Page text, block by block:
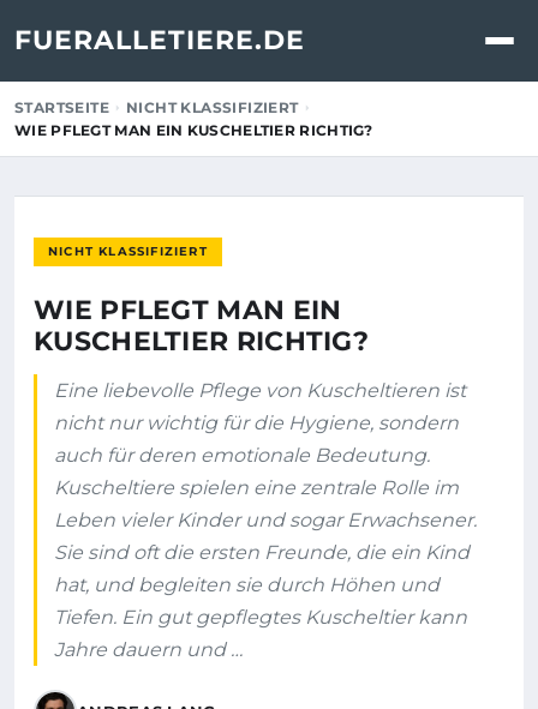
FUERALLETIERE.DE
STARTSEITE
NICHT KLASSIFIZIERT
WIE PFLEGT MAN EIN KUSCHELTIER RICHTIG?
NICHT KLASSIFIZIERT
WIE PFLEGT MAN EIN
KUSCHELTIER RICHTIG?
Eine liebevolle Pflege von Kuscheltieren ist
nicht nur wichtig für die Hygiene, sondern
auch für deren emotionale Bedeutung.
Kuscheltiere spielen eine zentrale Rolle im
Leben vieler Kinder und sogar Erwachsener.
Sie sind oft die ersten Freunde, die ein Kind
hat, und begleiten sie durch Höhen und
Tiefen. Ein gut gepflegtes Kuscheltier kann
Jahre dauern und …